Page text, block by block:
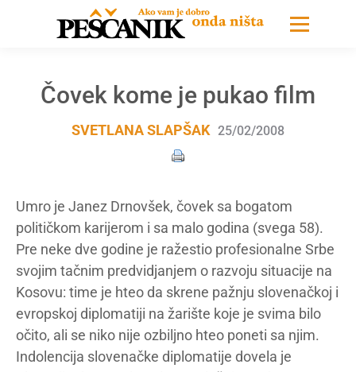
Čovek kome je pukao film
SVETLANA SLAPŠAK 25/02/2008
Umro je Janez Drnovšek, čovek sa bogatom
političkom karijerom i sa malo godina (svega 58).
Pre neke dve godine je ražestio profesionalne Srbe
svojim tačnim predvidjanjem o razvoju situacije na
Kosovu: time je hteo da skrene pažnju slovenačkoj i
evropskoj diplomatiji na žarište koje je svima bilo
očito, ali se niko nije ozbiljno hteo poneti sa njim.
Indolencija slovenačke diplomatije dovela je